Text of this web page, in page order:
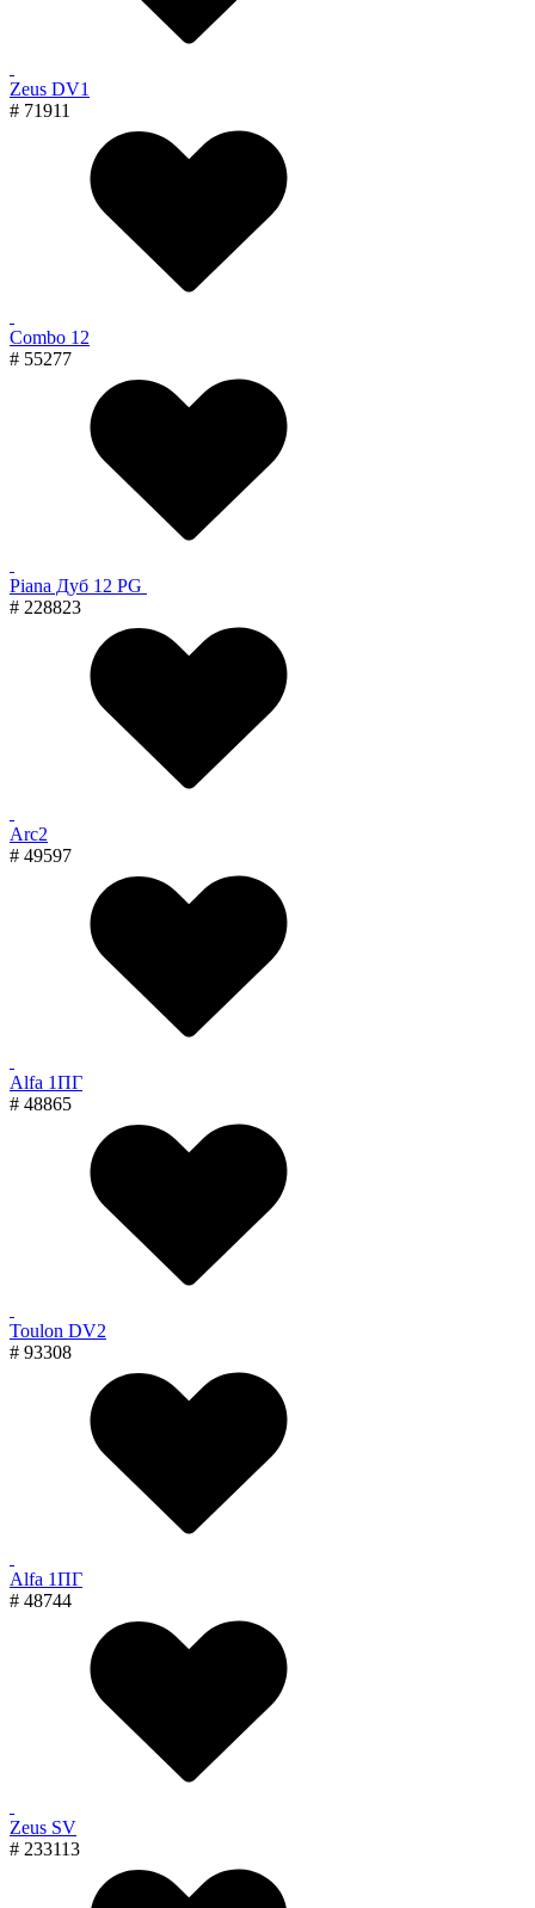
Zeus DV1
# 71911
Combo 12
# 55277
Piana Дуб 12 PG
# 228823
Arc2
# 49597
Alfa 1ПГ
# 48865
Toulon DV2
# 93308
Alfa 1ПГ
# 48744
Zeus SV
# 233113